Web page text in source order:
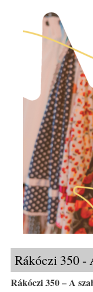
Rákóczi 350 -
Rákóczi 350 – A